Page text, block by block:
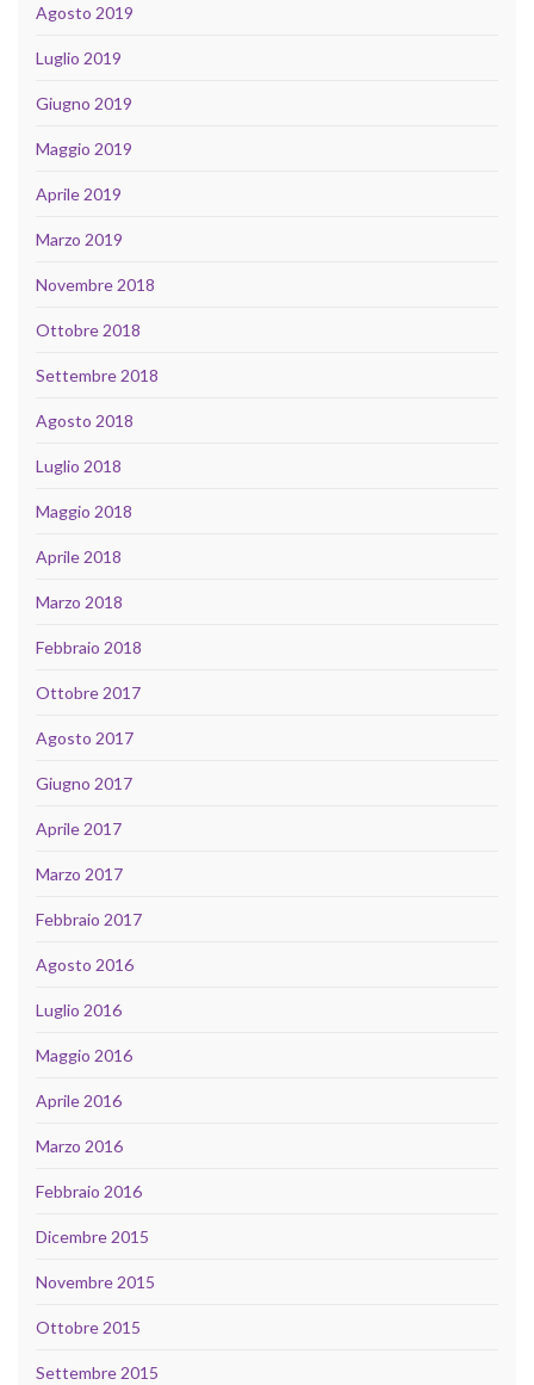
Agosto 2019
Luglio 2019
Giugno 2019
Maggio 2019
Aprile 2019
Marzo 2019
Novembre 2018
Ottobre 2018
Settembre 2018
Agosto 2018
Luglio 2018
Maggio 2018
Aprile 2018
Marzo 2018
Febbraio 2018
Ottobre 2017
Agosto 2017
Giugno 2017
Aprile 2017
Marzo 2017
Febbraio 2017
Agosto 2016
Luglio 2016
Maggio 2016
Aprile 2016
Marzo 2016
Febbraio 2016
Dicembre 2015
Novembre 2015
Ottobre 2015
Settembre 2015